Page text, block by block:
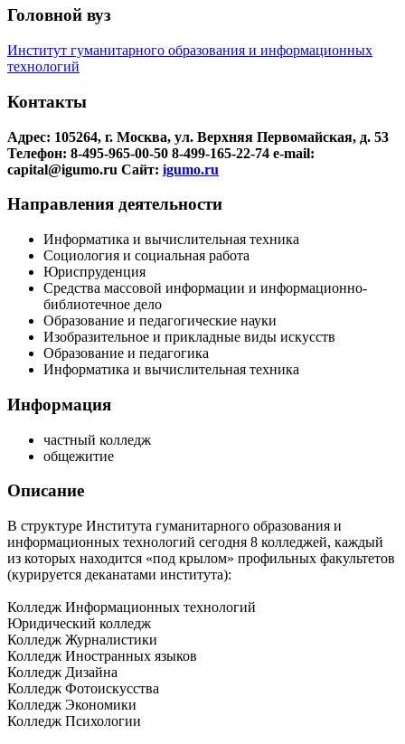
Головной вуз
Институт гуманитарного образования и информационных
технологий
Контакты
Адрес: 105264, г. Москва, ул. Верхняя Первомайская, д. 53
Телефон: 8-495-965-00-50 8-499-165-22-74 e-mail:
capital@igumo.ru Сайт: igumo.ru
Направления деятельности
Информатика и вычислительная техника
Социология и социальная работа
Юриспруденция
Средства массовой информации и информационно-
библиотечное дело
Образование и педагогические науки
Изобразительное и прикладные виды искусств
Образование и педагогика
Информатика и вычислительная техника
Информация
частный колледж
общежитие
Описание
В структуре Института гуманитарного образования и
информационных технологий сегодня 8 колледжей, каждый
из которых находится «под крылом» профильных факультетов
(курируется деканатами института):
Колледж Информационных технологий
Юридический колледж
Колледж Журналистики
Колледж Иностранных языков
Колледж Дизайна
Колледж Фотоискусства
Колледж Экономики
Колледж Психологии